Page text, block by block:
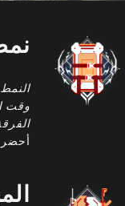
وقت
الفرقة
أحضر